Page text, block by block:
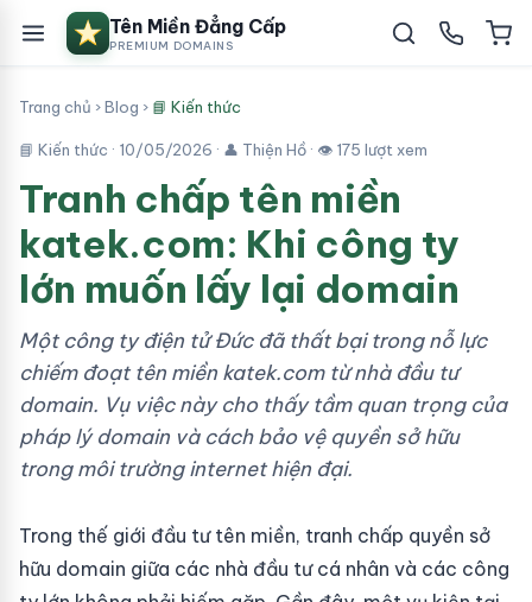
Tên Miền Đẳng Cấp
PREMIUM DOMAINS
Trang chủ ›Blog › 📘 Kiến thức
📘 Kiến thức · 10/05/2026 · 👤 Thiện Hồ · 👁 175 lượt xem
Tranh chấp tên miền
katek.com: Khi công ty
lớn muốn lấy lại domain
Một công ty điện tử Đức đã thất bại trong nỗ lực
chiếm đoạt tên miền katek.com từ nhà đầu tư
domain. Vụ việc này cho thấy tầm quan trọng của
pháp lý domain và cách bảo vệ quyền sở hữu
trong môi trường internet hiện đại.
Trong thế giới đầu tư tên miền, tranh chấp quyền sở
hữu domain giữa các nhà đầu tư cá nhân và các công